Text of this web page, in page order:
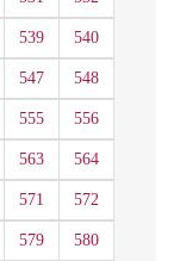
539 540
547 548
555 556
563 564
571 572
579 580